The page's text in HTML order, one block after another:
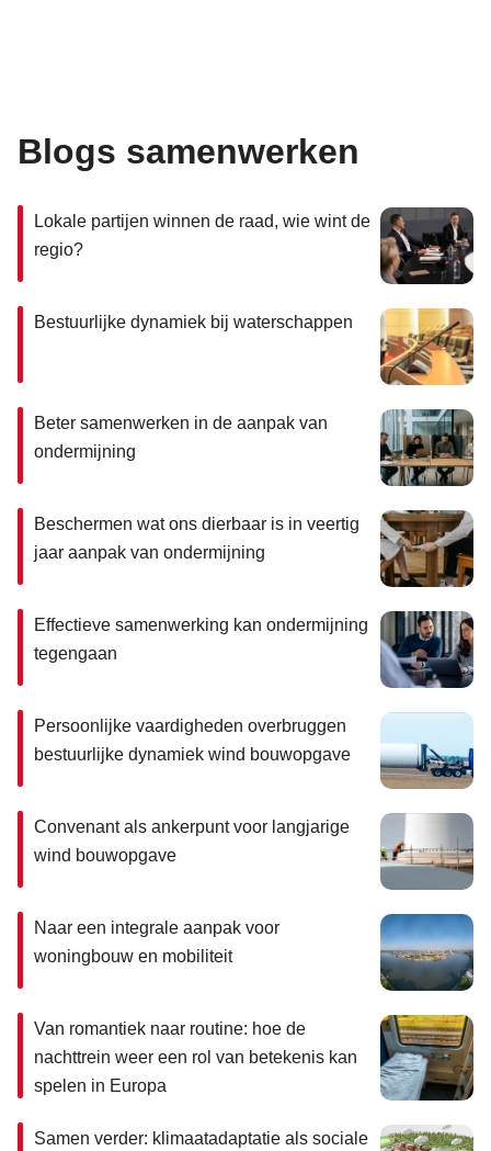
Blogs samenwerken
Lokale partijen winnen de raad, wie wint de
regio?
Bestuurlijke dynamiek bij waterschappen
Beter samenwerken in de aanpak van
ondermijning
Beschermen wat ons dierbaar is in veertig
jaar aanpak van ondermijning
Effectieve samenwerking kan ondermijning
tegengaan
Persoonlijke vaardigheden overbruggen
bestuurlijke dynamiek wind bouwopgave
Convenant als ankerpunt voor langjarige
wind bouwopgave
Naar een integrale aanpak voor
woningbouw en mobiliteit
Van romantiek naar routine: hoe de
nachttrein weer een rol van betekenis kan
spelen in Europa
Samen verder: klimaatadaptatie als sociale